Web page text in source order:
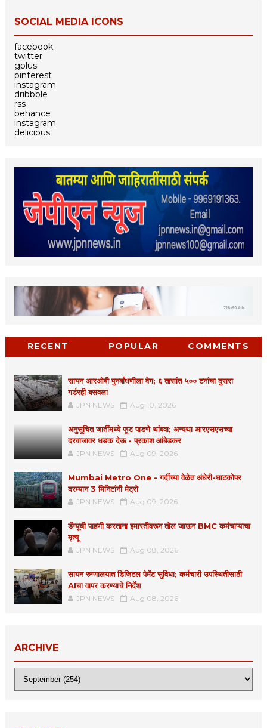
SOCIAL MEDIA ICONS
facebook
twitter
gplus
pinterest
instagram
dribbble
rss
behance
instagram
delicious
RECENT POPULAR COMMENTS
सायन आरओबी पुनर्बांधणीला वेग; ६ तासांत ५०० टनांचा दुसरा
गर्डरही बसवला
JPN NEWS Aug 10, 2026
अनुसूचित जातींमध्ये फूट पाडणे थांबवा; अन्यथा आरएसएसच्या
दरवाजावर धडक देऊ - प्रकाश आंबेडकर
JPN NEWS Aug 09, 2026
Mumbai Metro One - गर्दीच्या वेळेत अंधेरी-घाटकोपर
दरम्यान 3 मिनिटांनी मेट्रो
JPN NEWS Aug 09, 2026
डेंग्यूची पाहणी करताना इमारतीवरून तोल जाऊन BMC कर्मचाऱ्याचा
मृत्यू
JPN NEWS Aug 08, 2026
सायन रुग्णालयात डिजिटल पेमेंट सुविधा; कर्मचारी उपस्थितीसाठी
AIचा वापर करण्याचे निर्देश
JPN NEWS Aug 08, 2026
ARCHIVE